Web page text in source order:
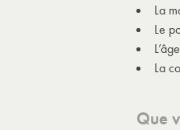
La
Le
La
Que